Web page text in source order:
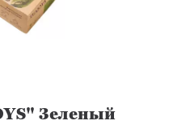
Зеленый